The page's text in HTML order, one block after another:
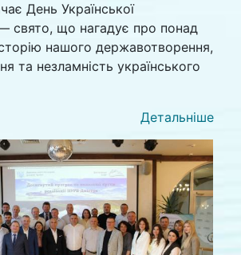
День Української
свято, що нагадує про понад
нашого державотворення,
та незламність українського
Детальніше